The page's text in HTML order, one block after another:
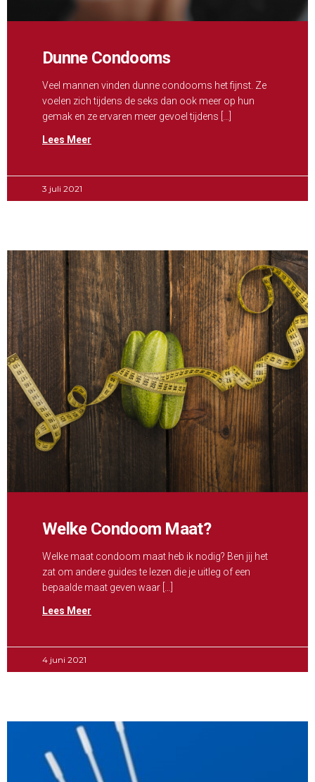
Dunne Condooms
Veel mannen vinden dunne condooms het fijnst. Ze
voelen zich tijdens de seks dan ook meer op hun
gemak en ze ervaren meer gevoel tijdens […]
Lees Meer
3 juli 2021
Welke Condoom Maat?
Welke maat condoom maat heb ik nodig? Ben jij het
zat om andere guides te lezen die je uitleg of een
bepaalde maat geven waar […]
Lees Meer
4 juni 2021